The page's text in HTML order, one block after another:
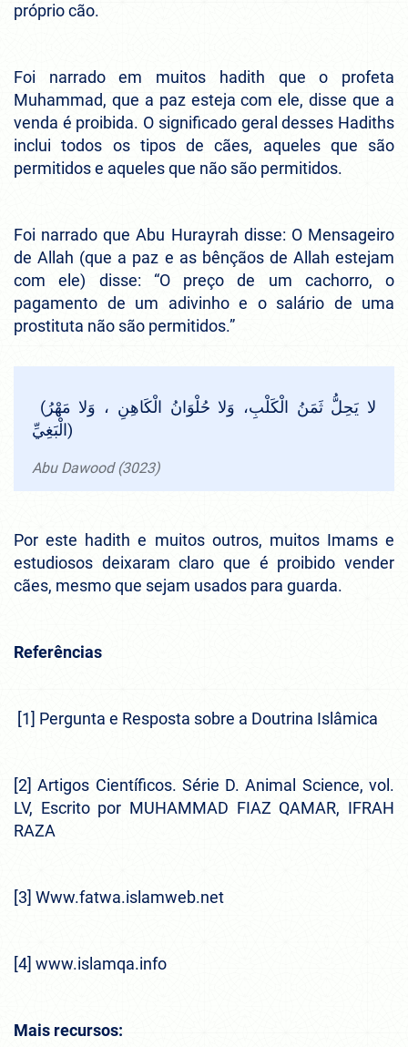
próprio cão.
Foi narrado em muitos hadith que o profeta
Muhammad, que a paz esteja com ele, disse que a
venda é proibida. O significado geral desses Hadiths
inclui todos os tipos de cães, aqueles que são
permitidos e aqueles que não são permitidos.
Foi narrado que Abu Hurayrah disse: O Mensageiro
de Allah (que a paz e as bênçãos de Allah estejam
com ele) disse: “O preço de um cachorro, o
pagamento de um adivinho e o salário de uma
prostituta não são permitidos.”
(لا يَحِلُّ ثَمَنُ الْكَلْبِ، وَلا حُلْوَانُ الْكَاهِنِ ، وَلا مَهْرُ
الْبَغِيِّ)
Abu Dawood (3023)
Por este hadith e muitos outros, muitos Imams e
estudiosos deixaram claro que é proibido vender
cães, mesmo que sejam usados para guarda.
Referências
[1] Pergunta e Resposta sobre a Doutrina Islâmica
[2] Artigos Científicos. Série D. Animal Science, vol.
LV, Escrito por MUHAMMAD FIAZ QAMAR, IFRAH
RAZA
[3] Www.fatwa.islamweb.net
[4] www.islamqa.info
Mais recursos: